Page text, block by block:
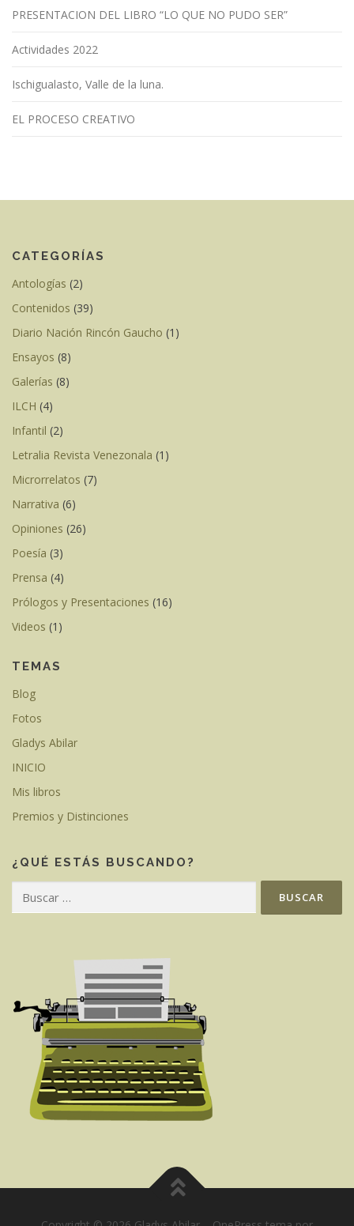
PRESENTACION DEL LIBRO “LO QUE NO PUDO SER”
Actividades 2022
Ischigualasto, Valle de la luna.
EL PROCESO CREATIVO
CATEGORÍAS
Antologías (2)
Contenidos (39)
Diario Nación Rincón Gaucho (1)
Ensayos (8)
Galerías (8)
ILCH (4)
Infantil (2)
Letralia Revista Venezonala (1)
Microrrelatos (7)
Narrativa (6)
Opiniones (26)
Poesía (3)
Prensa (4)
Prólogos y Presentaciones (16)
Videos (1)
TEMAS
Blog
Fotos
Gladys Abilar
INICIO
Mis libros
Premios y Distinciones
¿QUÉ ESTÁS BUSCANDO?